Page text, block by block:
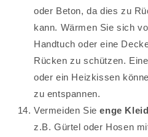
oder Beton, da dies zu
kann. Wärmen Sie sich
Handtuch oder eine
Rücken zu schützen.
oder ein Heizkissen
zu entspannen.
Vermeiden Sieenge
z.B. Gürtel oder Hosen